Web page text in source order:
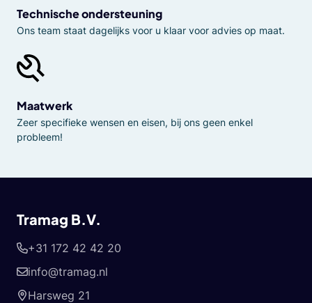
Technische ondersteuning
Ons team staat dagelijks voor u klaar voor advies op maat.
Maatwerk
Zeer specifieke wensen en eisen, bij ons geen enkel
probleem!
Tramag B.V.
+31 172 42 42 20
info@tramag.nl
Harsweg 21